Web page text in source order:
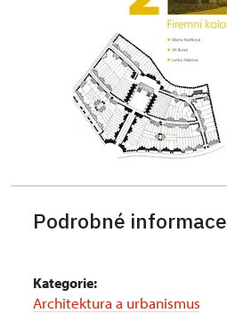
Podrobné informace
Kategorie:
Architektura a urbanismus